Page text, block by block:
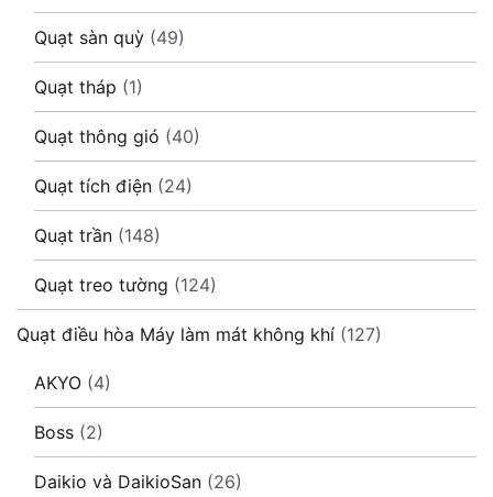
Quạt sàn quỳ (49)
Quạt tháp (1)
Quạt thông gió (40)
Quạt tích điện (24)
Quạt trần (148)
Quạt treo tường (124)
Quạt điều hòa Máy làm mát không khí (127)
AKYO (4)
Boss (2)
Daikio và DaikioSan (26)